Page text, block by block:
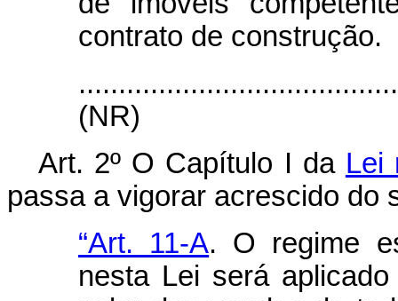
contrato de construção.
(NR)
Art. 2º O Capítulo I da Lei
passa a vigorar acrescido do
“Art. 11-A. O regime
nesta Lei será